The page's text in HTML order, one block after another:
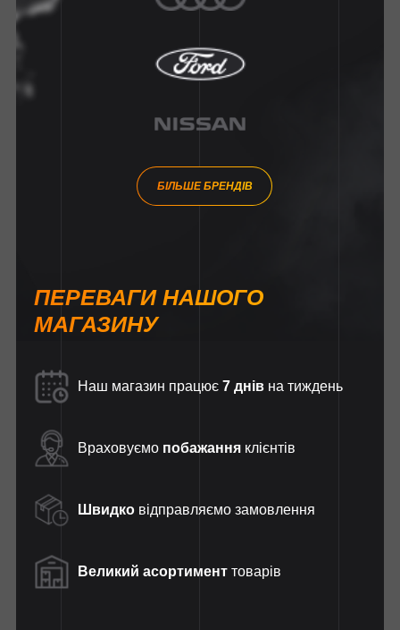
БІЛЬШЕ БРЕНДІВ
ПЕРЕВАГИ НАШОГО
МАГАЗИНУ
Наш магазин працює 7 днів на тиждень
Враховуємо побажання клієнтів
Швидко відправляємо замовлення
Великий асортимент товарів